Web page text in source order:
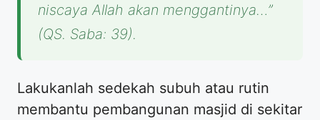
niscaya Allah akan menggantinya…”
(QS. Saba: 39).
Lakukanlah sedekah subuh atau rutin
membantu pembangunan masjid di sekitar